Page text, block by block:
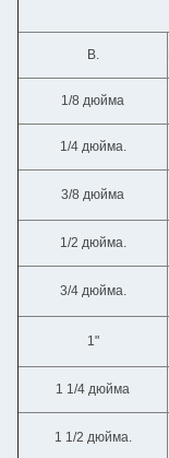
В.
1/8 дюйма
1/4 дюйма.
3/8 дюйма
1/2 дюйма.
3/4 дюйма.
1"
1 1/4 дюйма
1 1/2 дюйма.